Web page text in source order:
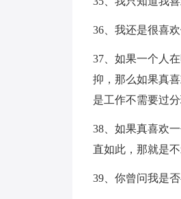
36、我还是很喜
37、如果一个人
抑，那么如果真
是工作不需要过
38、如果真喜欢
直如此，那就是
39、你曾问我是